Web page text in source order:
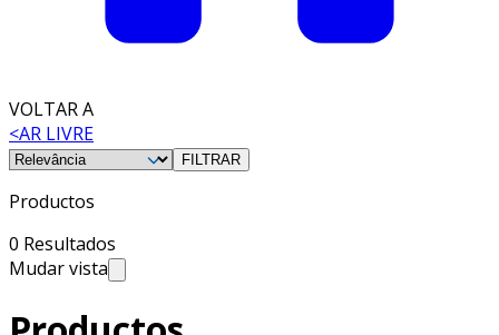
VOLTAR A
<AR LIVRE
FILTRAR
Productos
0 Resultados
Mudar vista